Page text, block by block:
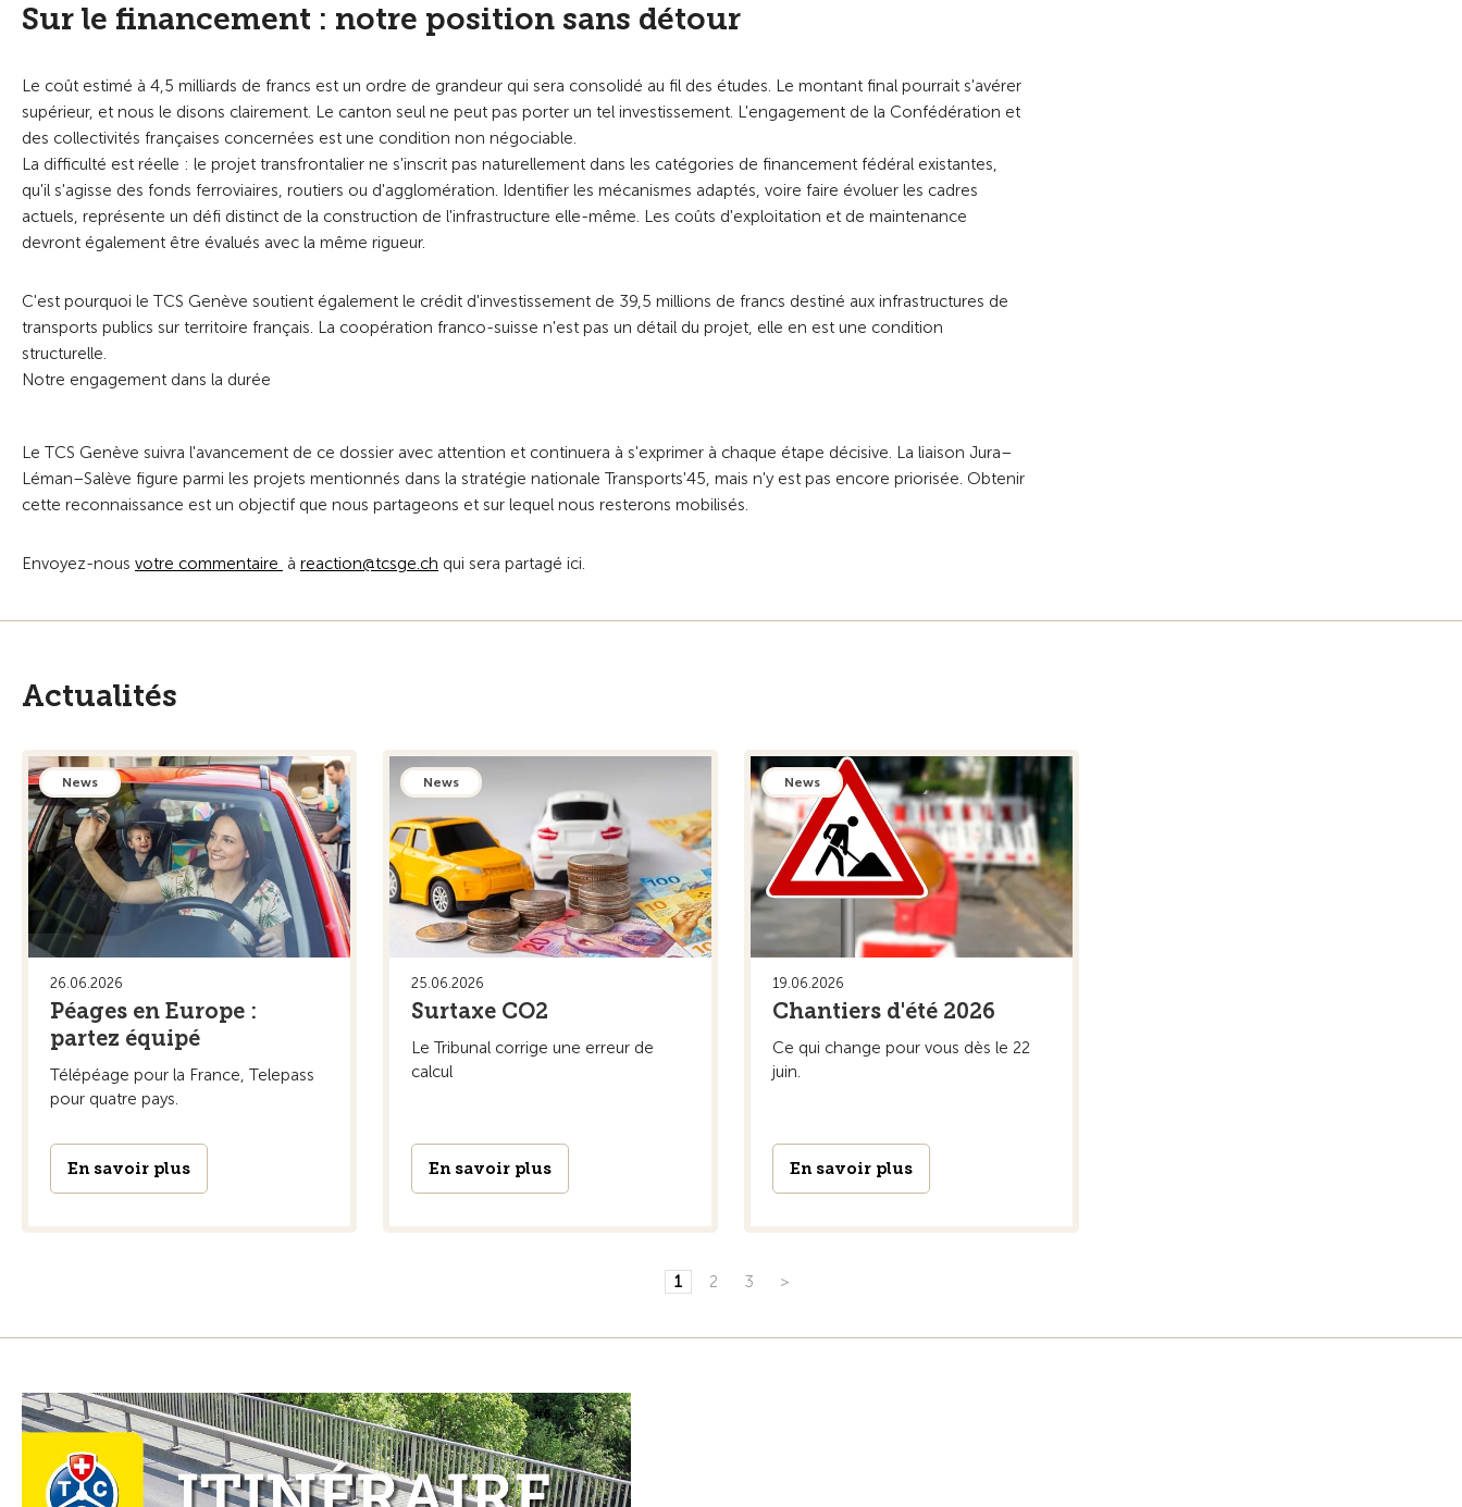
Sur le financement : notre position sans détour
Le coût estimé à 4,5 milliards de francs est un ordre de grandeur qui sera consolidé au fil des études. Le montant final pourrait s'avérer
supérieur, et nous le disons clairement. Le canton seul ne peut pas porter un tel investissement. L'engagement de la Confédération et
des collectivités françaises concernées est une condition non négociable.
La difficulté est réelle : le projet transfrontalier ne s'inscrit pas naturellement dans les catégories de financement fédéral existantes,
qu'il s'agisse des fonds ferroviaires, routiers ou d'agglomération. Identifier les mécanismes adaptés, voire faire évoluer les cadres
actuels, représente un défi distinct de la construction de l'infrastructure elle-même. Les coûts d'exploitation et de maintenance
devront également être évalués avec la même rigueur.
C'est pourquoi le TCS Genève soutient également le crédit d'investissement de 39,5 millions de francs destiné aux infrastructures de
transports publics sur territoire français. La coopération franco-suisse n'est pas un détail du projet, elle en est une condition
structurelle.
Notre engagement dans la durée
Le TCS Genève suivra l'avancement de ce dossier avec attention et continuera à s'exprimer à chaque étape décisive. La liaison Jura–
Léman–Salève figure parmi les projets mentionnés dans la stratégie nationale Transports'45, mais n'y est pas encore priorisée. Obtenir
cette reconnaissance est un objectif que nous partageons et sur lequel nous resterons mobilisés.
Envoyez-nous votre commentaire à r ct n tcsg ch qui sera partagé ici.
Actualités
News
26.06.2026
Péages en Europe :
partez équipé
Télépéage pour la France, Telepass
pour quatre pays.
En savoir plus
News
25.06.2026
Surtaxe CO2
Le Tribunal corrige une erreur de
calcul
En savoir plus
News
19.06.2026
Chantiers d'été 2026
Ce qui change pour vous dès le 22
juin.
En savoir plus
1 2 3 >